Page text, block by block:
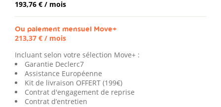
193,76 € / mois
Ou paiement mensuel Move+
213,37 € / mois
Incluant selon votre sélection Move+ :
Garantie Declerc7
Assistance Européenne
Kit de livraison OFFERT (199€)
Contrat d'engagement de reprise
Contrat d’entretien